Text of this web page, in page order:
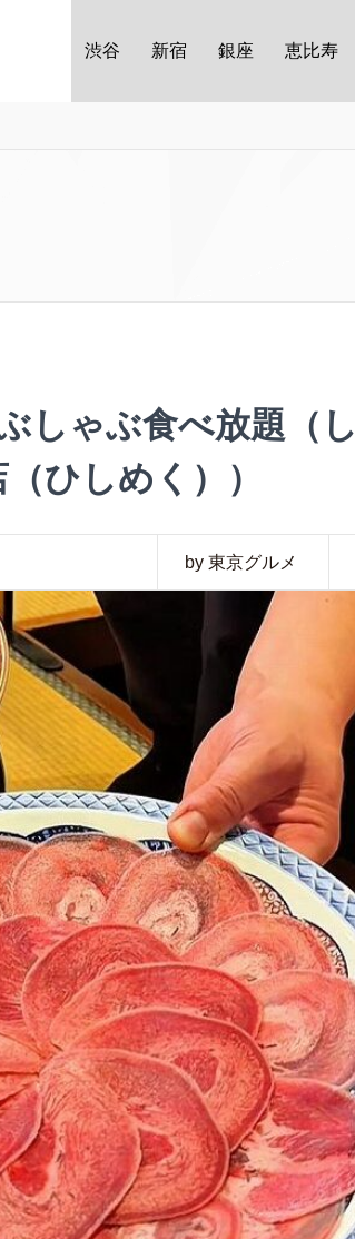
渋谷 新宿 銀座 恵比寿
しゃぶ食べ放題（し
ひしめく））
by 東京グルメ